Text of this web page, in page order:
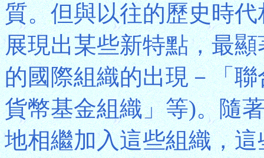
質。但與以往的歷史時
展現出某些新特點，最
的國際組織的出現－「
貨幣基金組織」等)。隨
地相繼加入這些組織，